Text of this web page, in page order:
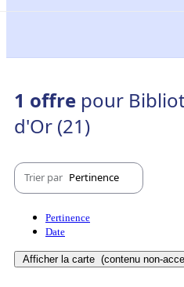
1 offre pour
d'Or (21)
Trier par Pertinence
Pertinence
Date
Afficher la carte (contenu non-